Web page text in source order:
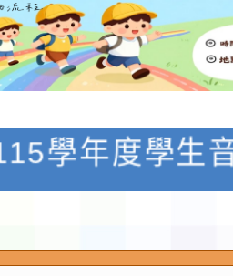
園市115學年
點」1份
學年度學生
案
補助參觀特色
實施計畫」
中華民國畫廊